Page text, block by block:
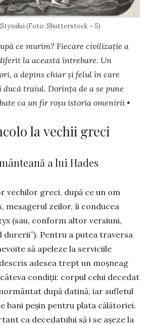
(Foto: Shutterstock – 5)
ce murim? Fiecare civilizație a
la această întrebare. Un
a depins chiar și felul în care
ducă traiul. Dorința de a se pune
ca un fir roșu istoria omenirii •
la vechii greci
a lui Hades
vechilor greci, după ce un om
mesagerul zeilor, îi con­ducea
(sau, conform altor ver­siuni,
durerii”). Pentru a pu­tea traversa
să apeleze la serviciile
adesea trept un moșneag
condiții: cor­pul celui decedat
după datină, iar sufletul
bani peșin pentru plata călătoriei.
ca decedatului să i se așeze la